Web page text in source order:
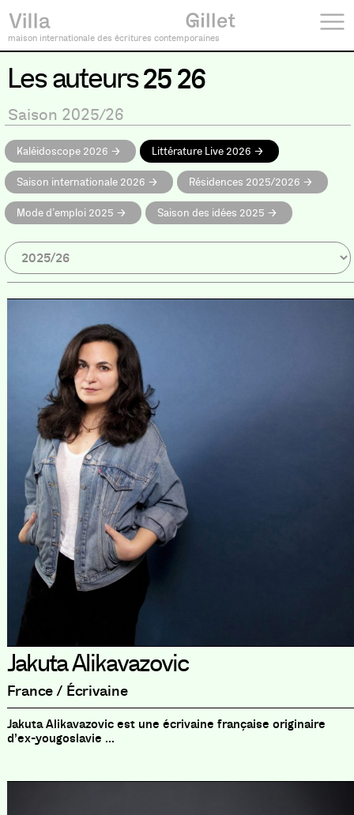
maison internationale des écritures contemporaines
Les auteurs25 26
Saison 2025/26
Kaléidoscope 2026 Littérature Live 2026
Saison internationale 2026 Résidences 2025/2026
Mode d’emploi 2025 Saison des idées 2025
Jakuta Alikavazovic
France / Écrivaine
Jakuta Alikavazovic est une écrivaine française originaire
d’ex-yougoslavie ...